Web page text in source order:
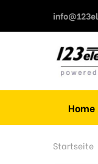
Home
Startseite